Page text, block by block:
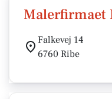
Malerfirmaet
Falkevej 14
6760 Ribe